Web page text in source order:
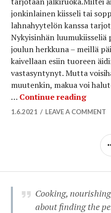
jonkinlainen kiisseli tai
lahnahyytelön kanssa
Nykyisinhän luumukiisseliä
joulun herkkuna – meillä
kaivellaan esiin tuoreen
vastasyntynyt. Mutta
muutenkin, makua voi
… Continue reading
1.6.2021 LEAVE A COMMENT
Cooking,
about finding the